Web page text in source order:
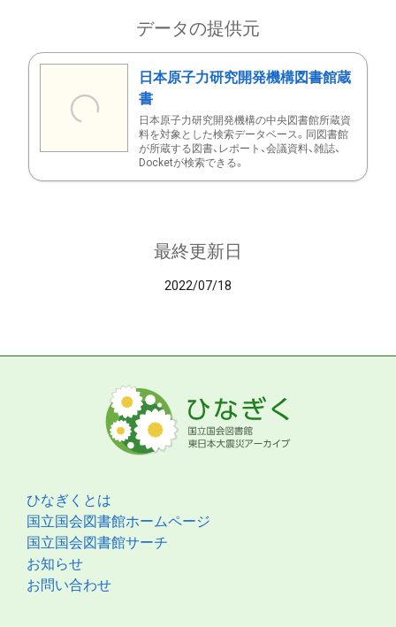
データの提供元
日本原子力研究開発機構図書館蔵
書
日本原子力研究開発機構の中央図書館所蔵資
料を対象とした検索データベース。同図書館
が所蔵する図書、レポート、会議資料、雑誌、
Docketが検索できる。
最終更新日
2022/07/18
ひなぎくとは
国立国会図書館ホームページ
国立国会図書館サーチ
お知らせ
お問い合わせ